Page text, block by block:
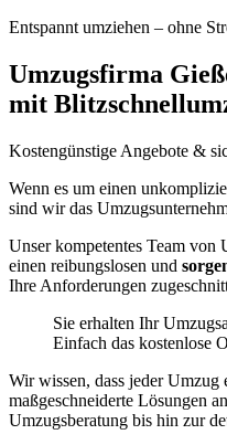
Entspannt umziehen – ohne
Umzugsfirma
mit
Kostengünstige Angebote &
Wenn es um einen
sind wir das
Unser kompetentes Team von
einen reibungslosen und
Ihre Anforderungen
Sie erhalten Ihr
Einfach das kostenlose
Wir wissen, dass jeder
maßgeschneiderte Lösungen
Umzugsberatung bis hin zur